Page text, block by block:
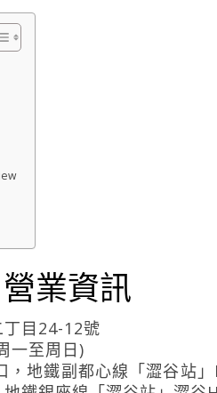
營業資訊
目24-12號
一至周日)
，地鐵副都心線「澀谷站